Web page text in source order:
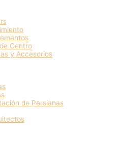
Centro
y Accesorios
de Persianas